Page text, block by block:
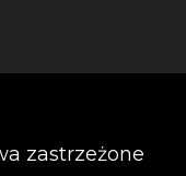
zastrzeżone